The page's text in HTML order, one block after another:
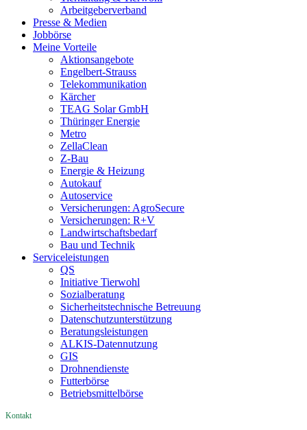
Arbeitgeberverband
Presse & Medien
Jobbörse
Meine Vorteile
Aktionsangebote
Engelbert-Strauss
Telekommunikation
Kärcher
TEAG Solar GmbH
Thüringer Energie
Metro
ZellaClean
Z-Bau
Energie & Heizung
Autokauf
Autoservice
Versicherungen: AgroSecure
Versicherungen: R+V
Landwirtschaftsbedarf
Bau und Technik
Service­­leistungen
QS
Initiative Tierwohl
Sozialberatung
Sicherheitstechnische Betreuung
Datenschutzunterstützung
Beratungsleistungen
ALKIS-Datennutzung
GIS
Drohnendienste
Futterbörse
Betriebsmittelbörse
Kontakt